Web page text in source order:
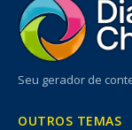
Seu gerador de
OUTROS TEMAS